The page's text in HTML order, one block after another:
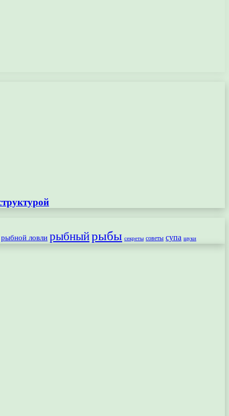
рыбной ловли рыбныйрыбы секреты советы супа щуки